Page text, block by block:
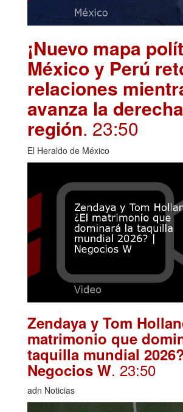
¡Nuevo mapa
México y Perú
relaciones
avanza la
región. 23:50
El Heraldo de México
Zendaya y Tom
matrimonio que
taquilla mundial
Negocios W. 23:50
adn Noticias